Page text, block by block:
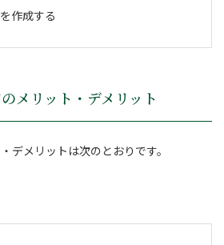
作成する
メリット・デメリット
デメリットは次のとおりです。